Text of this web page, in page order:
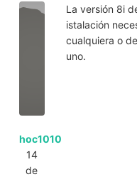
hoc1010
14
de
La versión 8i
istalación
cualquiera o
uno.